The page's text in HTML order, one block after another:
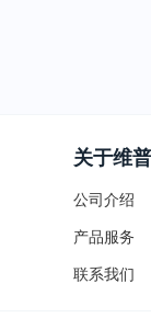
关于维普
公司介绍
产品服务
联系我们